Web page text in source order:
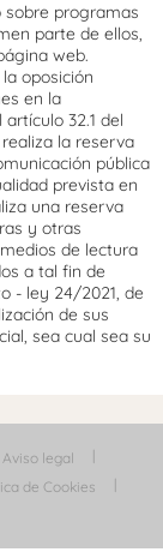
programas
parte de ellos,
web.
oposición
en la
32.1 del
realiza la reserva
pública
prevista en
una reserva
y otras
de lectura
a tal fin de
- ley 24/2021, de
de sus
sea cual sea su
Aviso legal
de Cookies